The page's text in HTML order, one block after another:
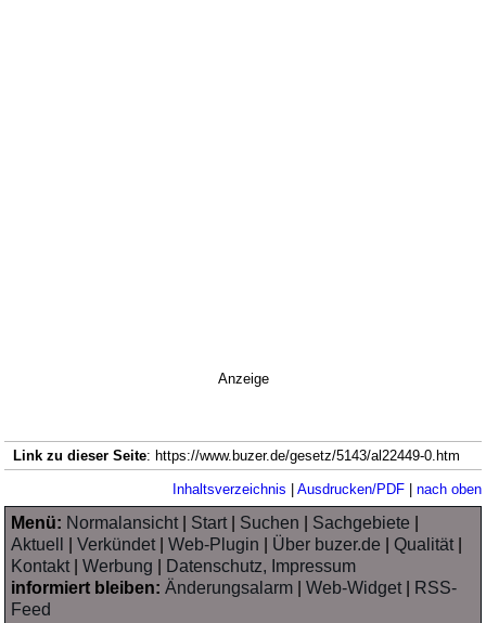
Anzeige
Link zu dieser Seite: https://www.buzer.de/gesetz/5143/al22449-0.htm
Inhaltsverzeichnis | Ausdrucken/PDF| nach oben
Menü: Normalansicht| Start| Suchen Sachgebiete
Aktuell
|Verkündet|Web-Plugin Über buzer.de |Qualität|
Kontakt|Werbung
Datenschutz, Impressum
informiert bleiben: Änderungsalarm |Web-Widget|
RSS-
Feed